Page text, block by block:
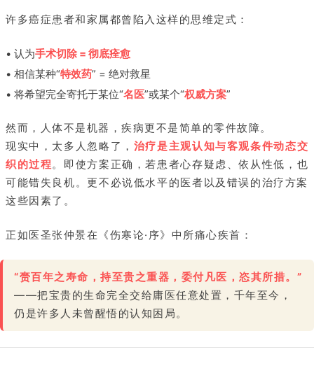
许多癌症患者和家属都曾陷入这样的思维定式：
• 认为手术切除 = 彻底痊愈
• 相信某种“特效药” = 绝对救星
• 将希望完全寄托于某位“名医”或某个“权威方案”
然而，人体不是机器，疾病更不是简单的零件故障。
现实中，太多人忽略了， 治疗是主观认知与客观条件动态交
织的过程。即使方案正确，若患者心存疑虑、依从性低，也
可能错失良机。更不必说低水平的医者以及错误的治疗方案
这些因素了。
正如医圣张仲景在《伤寒论·序》中所痛心疾首：
“赍百年之寿命，持至贵之重器，委付凡医，恣其所措。”
——把宝贵的生命完全交给庸医任意处置，千年至今，
仍是许多人未曾醒悟的认知困局。